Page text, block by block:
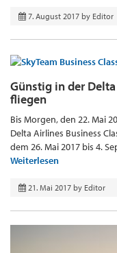
7. August 2017 by Editor
Günstig in der
fliegen
Bis Morgen, den 22. Mai
Delta Airlines Business
dem 26. Mai 2017 bis 4.
Weiterlesen
21. Mai 2017 by Editor